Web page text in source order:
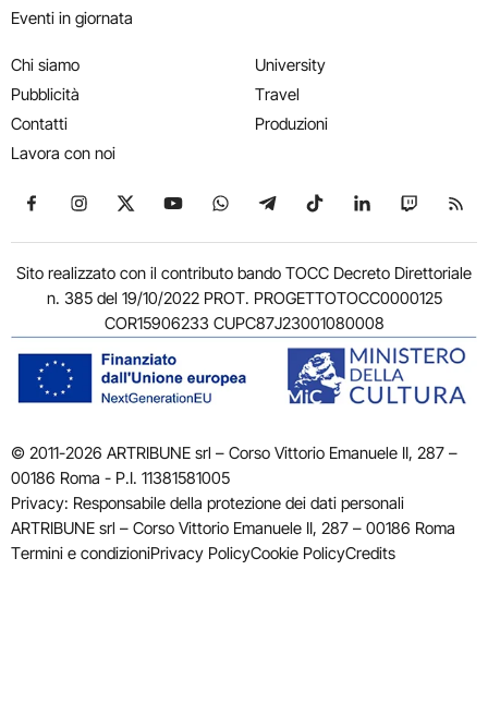
Eventi in giornata
Chi siamo
Pubblicità
Contatti
Lavora con noi
University
Travel
Produzioni
Seguici su Facebook
Seguici su Instagram
Seguici su X
Seguici su YouTube
Seguici su WhatsApp
Seguici su Telegram
Seguici su TikTok
Seguici su
Seguici
Sito realizzato con il contributo bando TOCC Decreto Direttoriale
n. 385 del 19/10/2022 PROT. PROGETTOTOCC0000125
COR15906233 CUPC87J23001080008
© 2011-2026 ARTRIBUNE srl – Corso Vittorio Emanuele II, 287 –
00186 Roma - P.I. 11381581005
Privacy: Responsabile della protezione dei dati personali
ARTRIBUNE srl – Corso Vittorio Emanuele II, 287 – 00186 Roma
Termini e condizioniPrivacy PolicyCookie PolicyCredits